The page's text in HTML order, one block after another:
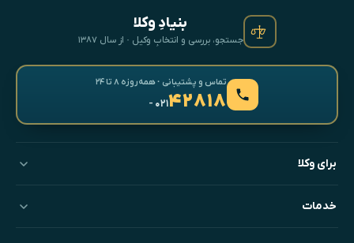
بنیادِ وکلا
جستجو، بررسی و انتخابِ وکیل · از سال ۱۳۸۷
تماس و پشتیبانی · همه‌روزه ۸ تا ۲۴
۴۲۸۱۸- ۰۲۱
برای وکلا
خدمات